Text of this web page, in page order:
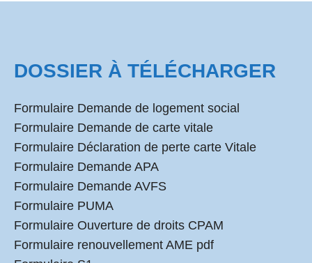
DOSSIER À TÉLÉCHARGER
Formulaire Demande de logement social
Formulaire Demande de carte vitale
Formulaire Déclaration de perte carte Vitale
Formulaire Demande APA
Formulaire Demande AVFS
Formulaire PUMA
Formulaire Ouverture de droits CPAM
Formulaire renouvellement AME pdf